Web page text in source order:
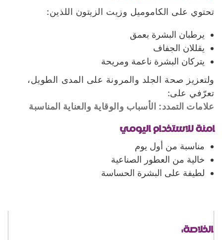
تحتوي على الكاموميل وزيت الزيتون اللذين:
يرطبان البشرة بعمق
يقللان الجفاف
يتركان البشرة ناعمة ومريحة
ولتعزيز صحة الجلد والمرونة على المدى الطويل،
تعرّفي على:
علامات التمدد: الأسباب والوقاية والعناية المناسبة
آمنة للاستخدام اليومي
مناسبة من أول يوم
خالية من العطور الصناعية
لطيفة على البشرة الحساسة
الخلاصة: